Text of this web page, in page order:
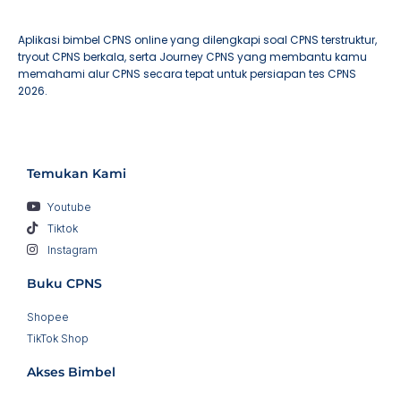
Aplikasi bimbel CPNS online yang dilengkapi soal CPNS terstruktur,
tryout CPNS berkala, serta Journey CPNS yang membantu kamu
memahami alur CPNS secara tepat untuk persiapan tes CPNS
2026.
Temukan Kami
Youtube
Tiktok
Instagram
Buku CPNS
Shopee
TikTok Shop
Akses Bimbel